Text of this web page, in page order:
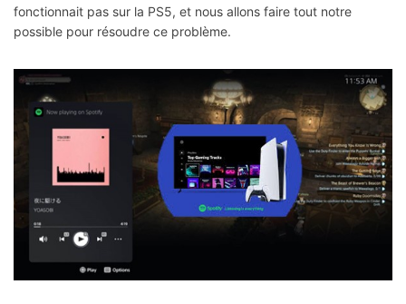
fonctionnait pas sur la PS5, et nous allons faire tout notre
possible pour résoudre ce problème.